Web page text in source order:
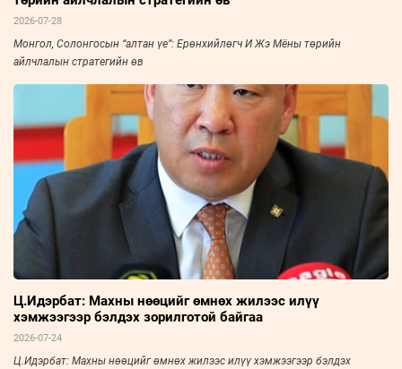
2026-07-28
Монгол, Солонгосын “алтан үе”: Ерөнхийлөгч И Жэ Мёны төрийн
айлчлалын стратегийн өв
Ц.Идэрбат: Махны нөөцийг өмнөх жилээс илүү
хэмжээгээр бэлдэх зорилготой байгаа
2026-07-24
Ц.Идэрбат: Махны нөөцийг өмнөх жилээс илүү хэмжээгээр бэлдэх